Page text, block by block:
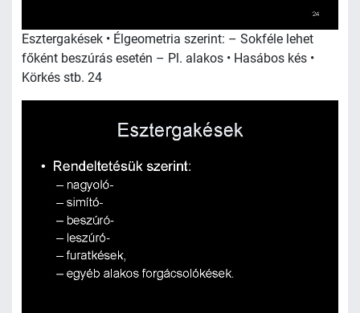
Esztergakések • Élgeometria szerint: – Sokféle lehet
főként beszúrás esetén – Pl. alakos • Hasábos kés •
Körkés stb. 24